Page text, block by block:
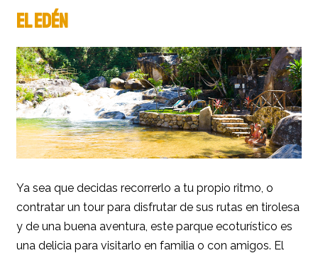
EL EDÉN
Ya sea que decidas recorrerlo a tu propio ritmo, o
contratar un tour para disfrutar de sus rutas en tirolesa
y de una buena aventura, este parque ecoturístico es
una delicia para visitarlo en familia o con amigos. El